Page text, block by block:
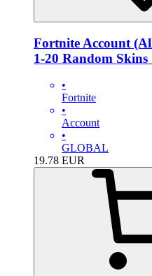
Fortnite Account
1-20 Random Skins
•
Fortnite
•
Account
•
GLOBAL
19.78 EUR